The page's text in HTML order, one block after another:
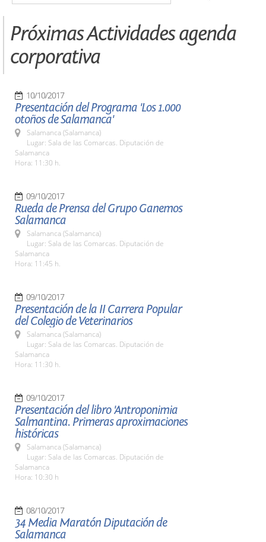
Próximas Actividades agenda
corporativa
10/10/2017
Presentación del Programa 'Los 1.000
otoños de Salamanca'
Salamanca (Salamanca)
Lugar: Sala de las Comarcas. Diputación de
Salamanca
Hora: 11:30 h.
09/10/2017
Rueda de Prensa del Grupo Ganemos
Salamanca
Salamanca (Salamanca)
Lugar: Sala de las Comarcas. Diputación de
Salamanca
Hora: 11:45 h.
09/10/2017
Presentación de la II Carrera Popular
del Colegio de Veterinarios
Salamanca (Salamanca)
Lugar: Sala de las Comarcas. Diputación de
Salamanca
Hora: 11:30 h.
09/10/2017
Presentación del libro 'Antroponimia
Salmantina. Primeras aproximaciones
históricas
Salamanca (Salamanca)
Lugar: Sala de las Comarcas. Diputación de
Salamanca
Hora: 10:30 h
08/10/2017
34 Media Maratón Diputación de
Salamanca